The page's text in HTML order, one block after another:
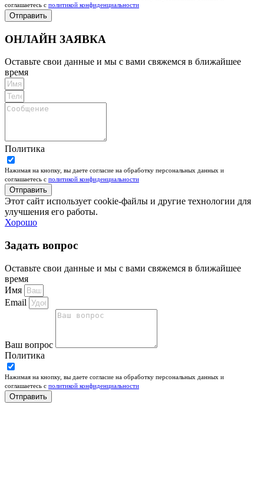
соглашаетесь c политикой конфиденциальности
Отправить
ОНЛАЙН ЗАЯВКА
Оставьте свои данные и мы с вами свяжемся в ближайшее
время
Политика
Нажимая на кнопку, вы даете согласие на обработку персональных данных и
соглашаетесь c политикой конфиденциальности
Отправить
Этот сайт использует cookie-файлы и другие технологии для
улучшения его работы.
Хорошо
Задать вопрос
Оставьте свои данные и мы с вами свяжемся в ближайшее
время
Имя
Email
Ваш вопрос
Политика
Нажимая на кнопку, вы даете согласие на обработку персональных данных и
соглашаетесь c политикой конфиденциальности
Отправить